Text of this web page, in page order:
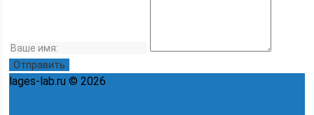
lages-lab.ru © 2026